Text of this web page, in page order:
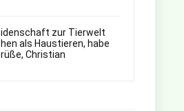
zur Tierwelt
als Haustieren, habe
Christian